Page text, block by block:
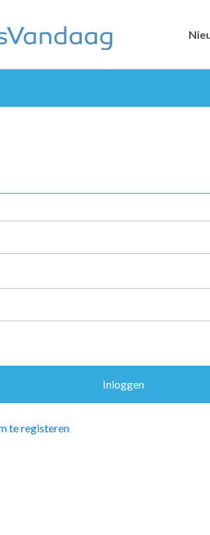
ZORGVERZEKERAARS
NHG
PRAKTIJKZAKEN
VPHUISARTSEN
VAKHANDEL
te registeren